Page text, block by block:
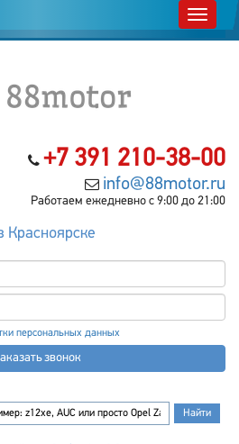
+7 391 210-38-00
info@88motor.ru
Работаем ежедневно с 9:00 до 21:00
Красноярске
персональных данных
звонок